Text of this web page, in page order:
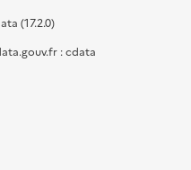
(17.2.0)
: cdata